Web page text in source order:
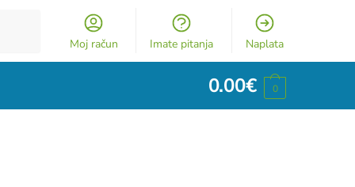
Moj račun Imate pitanja Naplata
0.00€ 0